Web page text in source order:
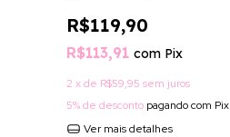
R$119,90
R$113,91 com Pix
2 x de R$59,95 sem juros
5% de desconto pagando com Pix
Ver mais detalhes